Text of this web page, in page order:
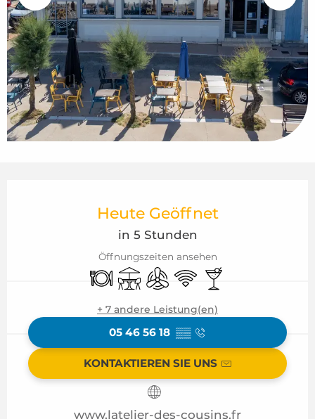
Heute Geöffnet
in 5 Stunden
Öffnungszeiten ansehen
Restaurant
TerrasseKlimaanlage
Wi-Fi Bar /
+ 7 andere Leistung(en)
05 46 56 18 ▒▒
KONTAKTIEREN SIE UNS
www.latelier-des-cousins.fr